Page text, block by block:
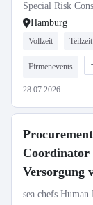
Special Risk
Hamburg
Vollzeit Teilzeit
Firmenevents
28.07.2026
Versorgung
sea chefs Human